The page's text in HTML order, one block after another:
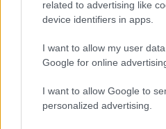
related to advertising like
device identifiers in apps.
I want to allow my user
Google for online
I want to allow Google to
personalized advertising.